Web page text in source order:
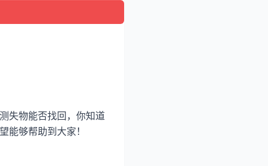
失物能否找回，你知道
够帮助到大家！